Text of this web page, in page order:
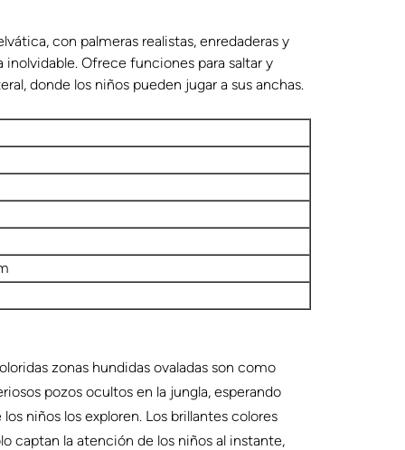
con palmeras realistas, enredaderas y
Ofrece funciones para saltar y
donde los niños pueden jugar a sus anchas.
zonas hundidas ovaladas son como
pozos ocultos en la jungla, esperando
los niños los exploren. Los brillantes colores
captan la atención de los niños al instante,